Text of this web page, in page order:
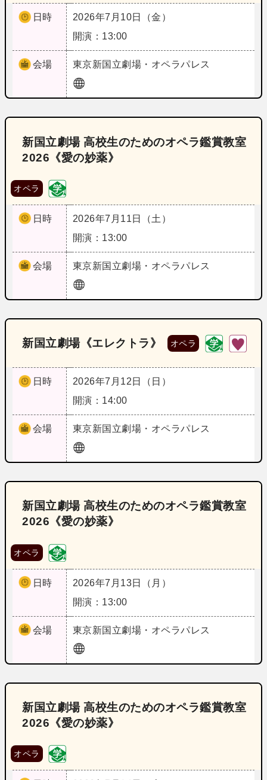
日時
2026年7月10日（金）
開演：13:00
会場 東京新国立劇場・オペラパレス
新国立劇場 高校生のためのオペラ鑑賞教室
2026《愛の妙薬》
オペラ
日時
2026年7月11日（土）
開演：13:00
会場 東京新国立劇場・オペラパレス
新国立劇場《エレクトラ》 オペラ
日時
2026年7月12日（日）
開演：14:00
会場 東京新国立劇場・オペラパレス
新国立劇場 高校生のためのオペラ鑑賞教室
2026《愛の妙薬》
オペラ
日時
2026年7月13日（月）
開演：13:00
会場 東京新国立劇場・オペラパレス
新国立劇場 高校生のためのオペラ鑑賞教室
2026《愛の妙薬》
オペラ